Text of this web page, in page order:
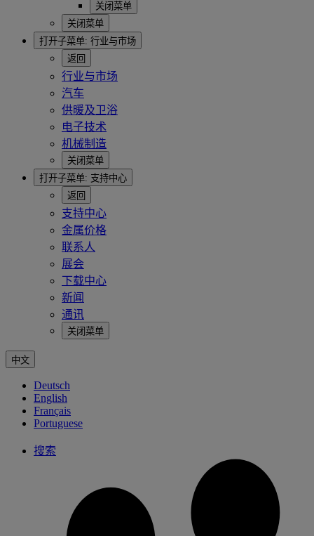
关闭菜单
关闭菜单
打开子菜单: 行业与市场
返回
行业与市场
汽车
供暖及卫浴
电子技术
机械制造
关闭菜单
打开子菜单: 支持中心
返回
支持中心
金属价格
联系人
展会
下载中心
新闻
通讯
关闭菜单
中文
Deutsch
English
Français
Portuguese
搜索